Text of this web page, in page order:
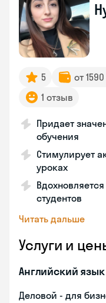
5 от
1 отзыв
Придает
обучения
Стимулирует
уроках
студентов
Читать дальше
Услуги и
Английский язык
Деловой - для